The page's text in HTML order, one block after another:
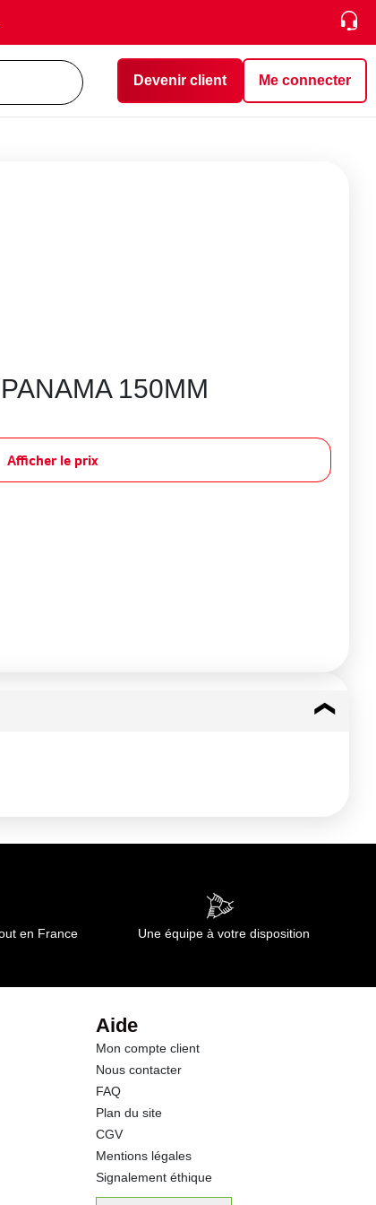
Devenir client Me connecter
150MM
Afficher le prix
en France Une équipe à votre disposition
Aide
Mon compte client
Nous contacter
FAQ
Plan du site
CGV
Mentions légales
Signalement éthique